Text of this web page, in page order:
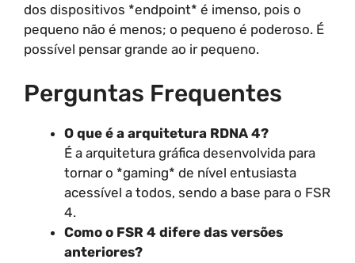
dos dispositivos *endpoint* é imenso, pois o
pequeno não é menos; o pequeno é poderoso. É
possível pensar grande ao ir pequeno.
Perguntas Frequentes
O que é a arquitetura RDNA 4?
É a arquitetura gráfica desenvolvida para
tornar o *gaming* de nível entusiasta
acessível a todos, sendo a base para o FSR
4.
Como o FSR 4 difere das versões
anteriores?